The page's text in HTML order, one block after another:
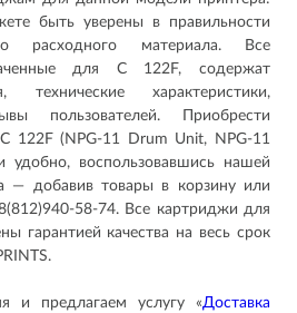
быть уверены в правильности
расходного материала. Все
для C 122F, содержат
технические характеристики,
пользователей. Приобрести
122F (NPG-11 Drum Unit, NPG-11
удобно, воспользовавшись нашей
— добавив товары в корзину или
58-74. Все картриджи для
гарантией качества на весь срок
и предлагаем услугу «Доставка